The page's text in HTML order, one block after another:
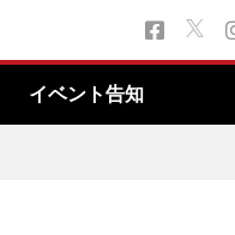
イベント告知